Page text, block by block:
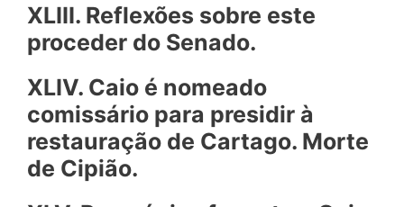
XLIII. Reflexões sobre este
proceder do Senado.
XLIV. Caio é nomeado
comissário para presidir à
restauração de Cartago. Morte
de Cipião.